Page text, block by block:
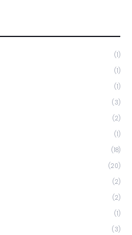
(1)
(1)
(1)
(3)
(2)
(1)
(18)
(20)
(2)
(2)
(1)
(3)